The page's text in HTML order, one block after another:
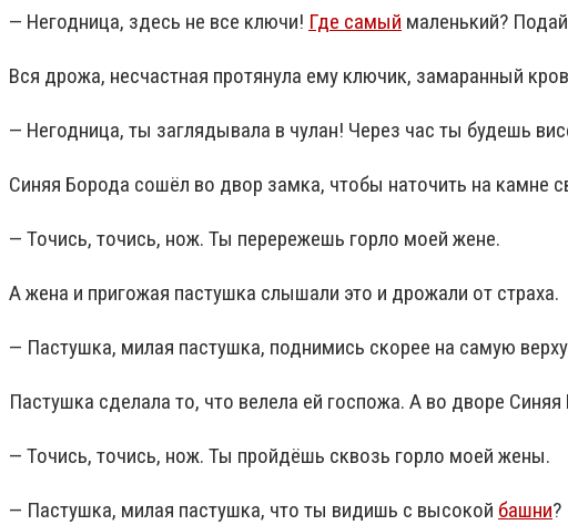
— Негодница, здесь не все ключи! Где самый маленький?
Вся дрожа, несчастная протянула ему ключик, замаранный
— Негодница, ты заглядывала в чулан! Через час ты будешь
Синяя Борода сошёл во двор замка, чтобы наточить на камне
— Точись, точись, нож. Ты перережешь горло моей жене.
А жена и пригожая пастушка слышали это и дрожали от страха.
— Пастушка, милая пастушка, поднимись скорее на самую
Пастушка сделала то, что велела ей госпожа. А во дворе
— Точись, точись, нож. Ты пройдёшь сквозь горло моей жены.
— Пастушка, милая пастушка, что ты видишь с высокой башни?